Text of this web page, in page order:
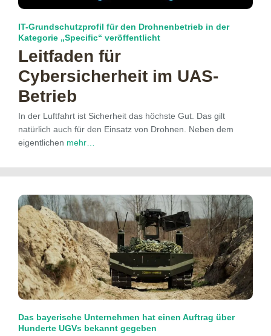
IT-Grundschutzprofil für den Drohnenbetrieb in der
Kategorie „Specific“ veröffentlicht
Leitfaden für
Cybersicherheit im UAS-
Betrieb
In der Luftfahrt ist Sicherheit das höchste Gut. Das gilt
natürlich auch für den Einsatz von Drohnen. Neben dem
eigentlichen mehr…
Das bayerische Unternehmen hat einen Auftrag über
Hunderte UGVs bekannt gegeben